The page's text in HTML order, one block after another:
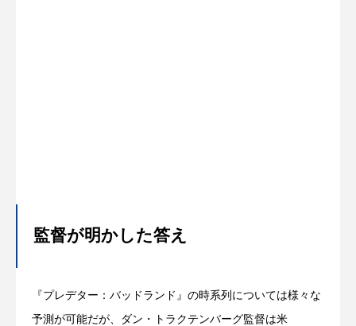
監督が明かした答え
『プレデター：バッドランド』の時系列については様々な
予測が可能だが、ダン・トラクテンバーグ監督は米